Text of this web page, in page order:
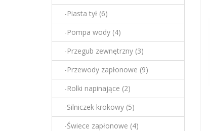
-Piasta tył (6)
-Pompa wody (4)
-Przegub zewnętrzny (3)
-Przewody zapłonowe (9)
-Rolki napinające (2)
-Silniczek krokowy (5)
-Świece zapłonowe (4)